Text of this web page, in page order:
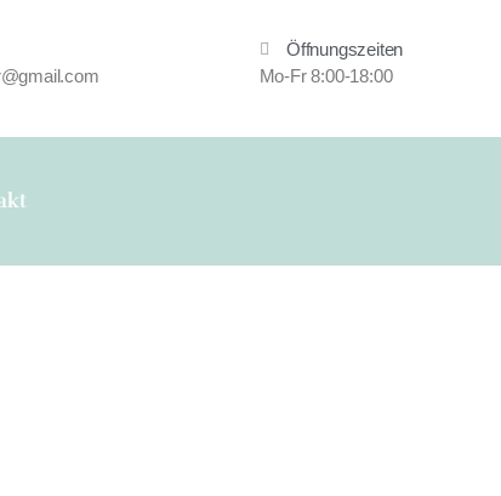
Öffnungszeiten
Mo-Fr 8:00-18:00